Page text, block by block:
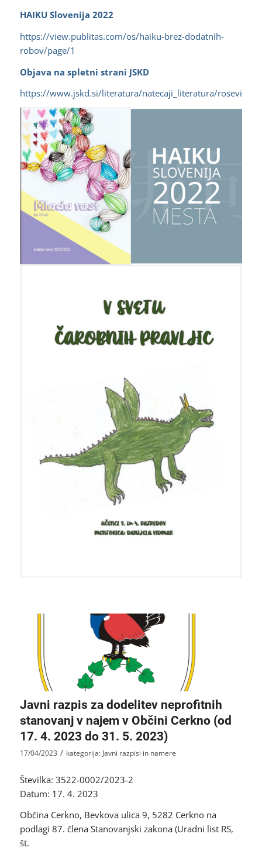
HAIKU Slovenija 2022
https://view.publitas.com/os/haiku-brez-dodatnih-
robov/page/1
Objava na spletni strani JSKD
https://www.jskd.si/literatura/natecaji_literatura/
Javni razpis za dodelitev neprofitnih
stanovanj v najem v Občini Cerkno (od
17. 4. 2023 do 31. 5. 2023)
17/04/2023 / kategorija: Javni razpisi in namere
Številka: 3522-0002/2023-2
Datum: 17. 4. 2023
Občina Cerkno, Bevkova ulica 9, 5282 Cerkno na
podlagi 87. člena Stanovanjski zakona (Uradni list RS,
št.